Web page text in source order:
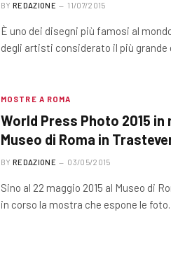
BY REDAZIONE 11/07/2015
È uno dei disegni più famosi al
degli artisti considerato il più
MOSTRE A ROMA
World Press Photo 2015 in
Museo di Roma in
BY REDAZIONE 03/05/2015
Sino al 22 maggio 2015 al Museo di
in corso la mostra che espone le